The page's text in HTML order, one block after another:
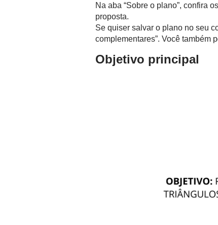
Na aba “Sobre o plano”, confira
proposta.
Se quiser salvar o plano no seu
complementares”. Você também
Objetivo principal